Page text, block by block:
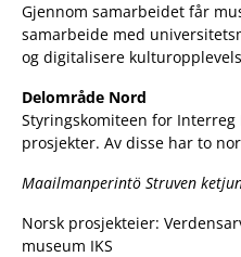
Gjennom samarbeidet får
samarbeide med
og digitalisere
Delområde Nord
Styringskomiteen for
prosjekter. Av disse har to
Maailmanperintö Struven
Norsk prosjekteier:
museum IKS